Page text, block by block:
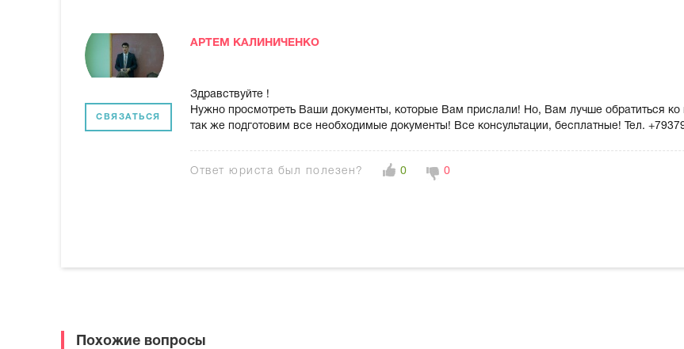
СВЯЗАТЬСЯ
АРТЕМ КАЛИНИЧЕНКО
Здравствуйте !
Нужно просмотреть Ваши документы, которые Вам прислали! Но, Вам лучше обратиться
так же подготовим все необходимые документы! Все консультации, бесплатные! Тел.
Ответ юриста был полезен? 0 0
Похожие вопросы